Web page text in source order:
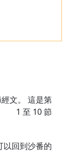
文。 這是第
1 至 10 節
以回到沙番的